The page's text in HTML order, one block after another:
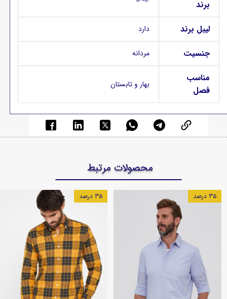
برند
لیبل برند دارد
جنسیت مردانه
مناسب
فصل
بهار و تابستان
۳۵ درصد ۳۵ درصد
محصولات مرتبط